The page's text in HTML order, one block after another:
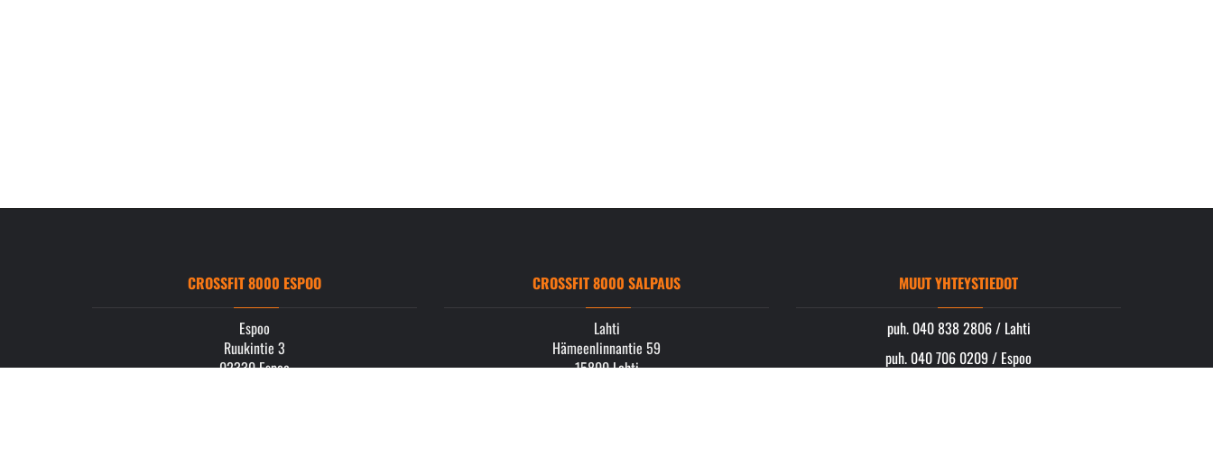
CROSSFIT 8000 ESPOO
Espoo
Ruukintie 3
02330 Espoo
CROSSFIT 8000 SALPAUS
Lahti
Hämeenlinnantie 59
15800 Lahti
MUUT YHTEYSTIEDOT
puh. 040 838 2806 / Lahti
puh. 040 706 0209 / Espoo